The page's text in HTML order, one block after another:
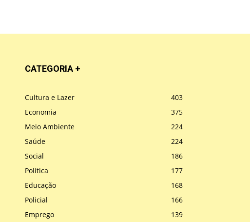
CATEGORIA +
Cultura e Lazer
403
Economia
375
Meio Ambiente
224
Saúde
224
Social
186
Política
177
Educação
168
Policial
166
Emprego
139